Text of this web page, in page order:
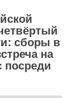
сборы в
на